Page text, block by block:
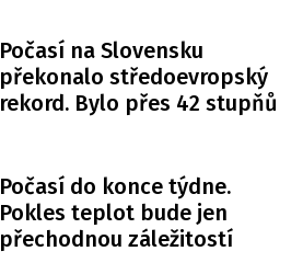
Počasí na Slovensku
překonalo středoevropský
rekord. Bylo přes 42 stupňů
Počasí do konce týdne.
Pokles teplot bude jen
přechodnou záležitostí